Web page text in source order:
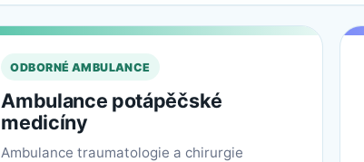
ODBORNÉ AMBULANCE
Ambulance potápěčské
medicíny
Ambulance traumatologie a chirurgie